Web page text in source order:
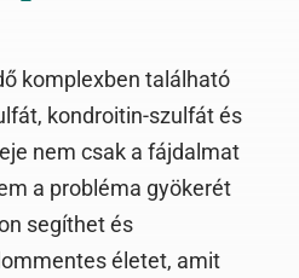
komplexben található
kondroitin-szulfát és
nem csak a fájdalmat
a probléma gyökerét
segíthet és
életet, amit